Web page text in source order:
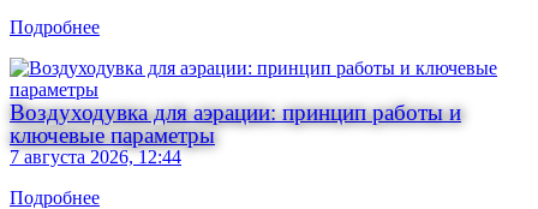
Подробнее
Воздуходувка для аэрации: принцип работы и
ключевые параметры
7 августа 2026, 12:44
Подробнее